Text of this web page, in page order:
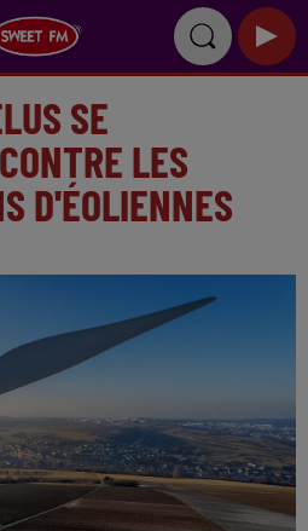
SE
LES
D'ÉOLIENNES